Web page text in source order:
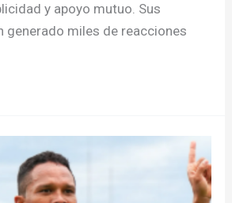
y apoyo mutuo. Sus
generado miles de reacciones